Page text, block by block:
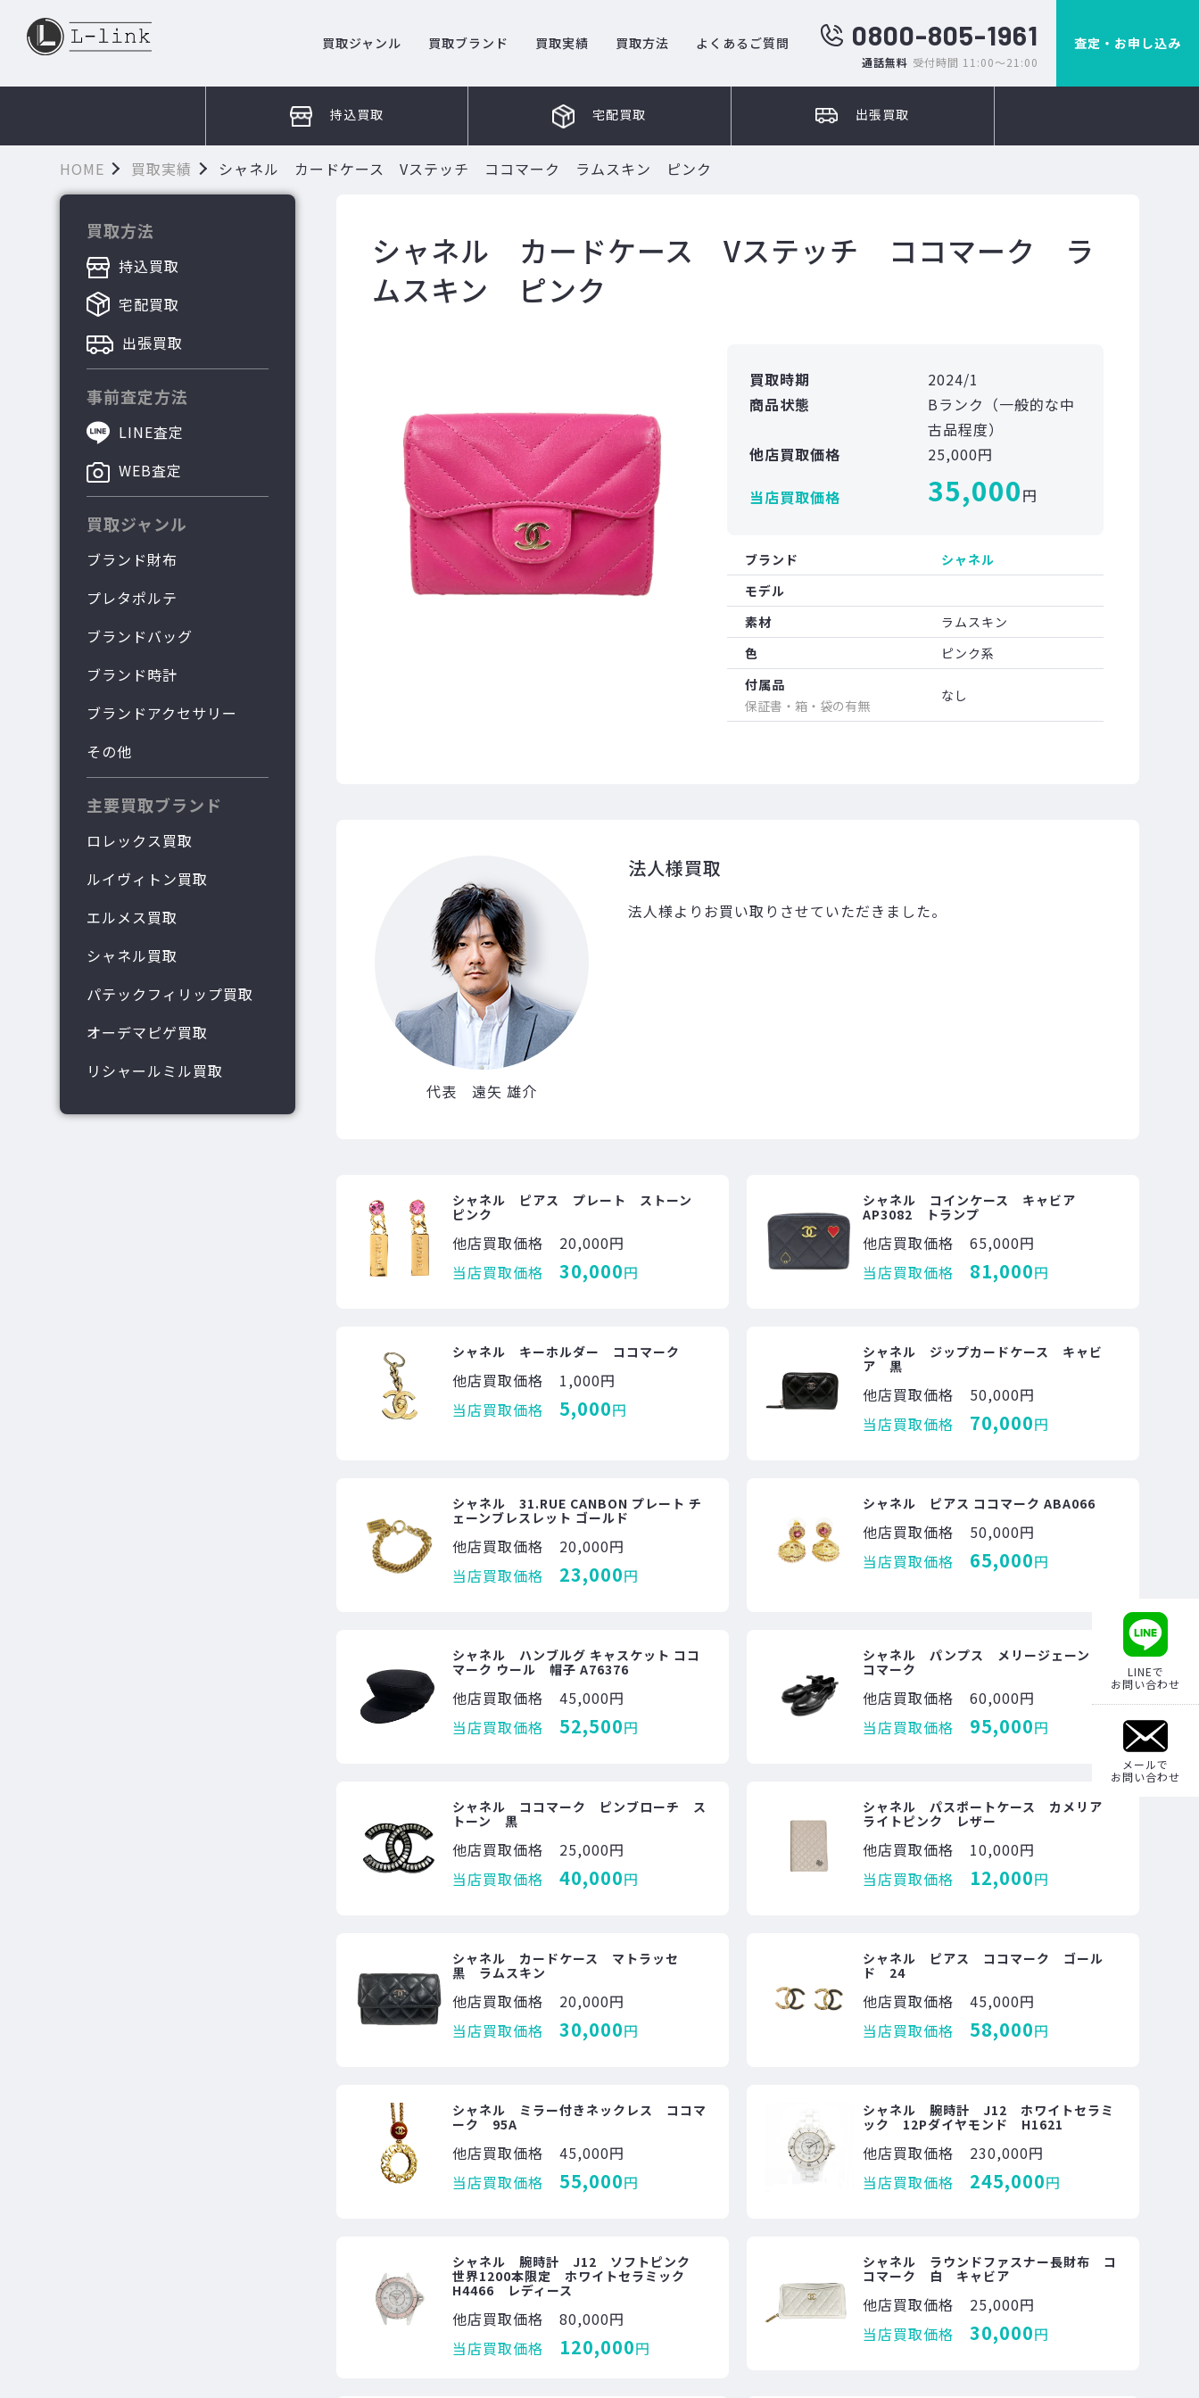
買取ジャンル 買取ブランド 買取実績 買取方法 よくあるご質問 0800-805-1961
通話無料 受付時間 11:00～21:00
査定・お申し込み
持込買取 宅配買取 出張買取
HOME 買取実績 シャネル カードケース Vステッチ ココマーク ラムスキン ピンク
買取方法
持込買取
宅配買取
出張買取
事前査定方法
LINE査定
WEB査定
買取ジャンル
ブランド財布
プレタポルテ
ブランドバッグ
ブランド時計
ブランドアクセサリー
その他
主要買取ブランド
ロレックス買取
ルイヴィトン買取
エルメス買取
シャネル買取
パテックフィリップ買取
オーデマピゲ買取
リシャールミル買取
シャネル カードケース Vステッチ ココマーク ラ
ムスキン ピンク
買取時期
2024/1
商品状態
Bランク（一般的な中
古品程度）
他店買取価格
25,000円
当店買取価格
35,000円
ブランド
シャネル
モデル
素材
ラムスキン
色
ピンク系
付属品
保証書・箱・袋の有無
なし
代表 遠矢 雄介
法人様買取
法人様よりお買い取りさせていただきました。
シャネル ピアス プレート ストーン
ピンク
他店買取価格
20,000円
当店買取価格
30,000円
シャネル コインケース キャビア
AP3082 トランプ
他店買取価格
65,000円
当店買取価格
81,000円
シャネル キーホルダー ココマーク
他店買取価格
1,000円
当店買取価格
5,000円
シャネル ジップカードケース キャビ
ア 黒
他店買取価格
50,000円
当店買取価格
70,000円
シャネル 31.RUE CANBON プレート チ
ェーンブレスレット ゴールド
他店買取価格
20,000円
当店買取価格
23,000円
シャネル ピアス ココマーク ABA066
他店買取価格
50,000円
当店買取価格
65,000円
シャネル ハンブルグ キャスケット ココ
マーク ウール 帽子 A76376
他店買取価格
45,000円
当店買取価格
52,500円
シャネル パンプス メリージェーン コ
コマーク
他店買取価格
60,000円
当店買取価格
95,000円
シャネル ココマーク ピンブローチ ス
トーン 黒
他店買取価格
25,000円
当店買取価格
40,000円
シャネル パスポートケース カメリア
ライトピンク レザー
他店買取価格
10,000円
当店買取価格
12,000円
シャネル カードケース マトラッセ
黒 ラムスキン
他店買取価格
20,000円
当店買取価格
30,000円
シャネル ピアス ココマーク ゴール
ド 24
他店買取価格
45,000円
当店買取価格
58,000円
シャネル ミラー付きネックレス ココマ
ーク 95A
他店買取価格
45,000円
当店買取価格
55,000円
シャネル 腕時計 J12 ホワイトセラミ
ック 12Pダイヤモンド H1621
他店買取価格
230,000円
当店買取価格
245,000円
シャネル 腕時計 J12 ソフトピンク
世界1200本限定 ホワイトセラミック
H4466 レディース
他店買取価格
80,000円
当店買取価格
120,000円
シャネル ラウンドファスナー長財布 コ
コマーク 白 キャビア
他店買取価格
25,000円
当店買取価格
30,000円
LINEで
お問い合わせ
メールで
お問い合わせ